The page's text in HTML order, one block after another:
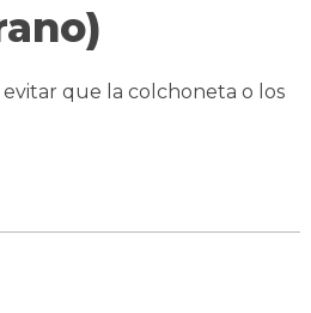
que la colchoneta o los